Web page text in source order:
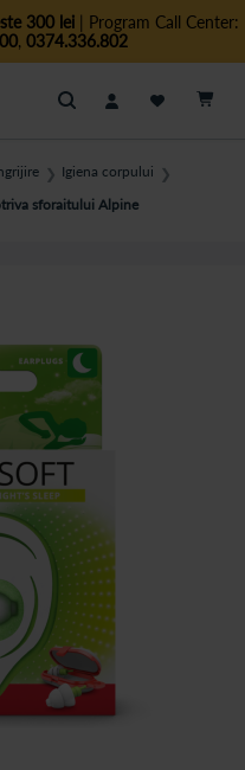
300 lei| Program Call Center:
, 0374.336.802
Cautare
❯ Igiena corpului ❯
sforaitului Alpine